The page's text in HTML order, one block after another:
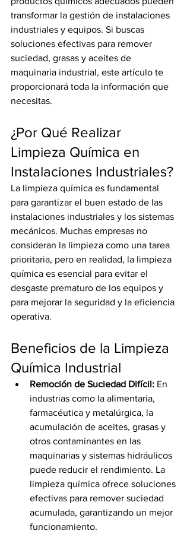
transformar la gestión de instalaciones
industriales y equipos. Si buscas
soluciones efectivas para remover
suciedad, grasas y aceites de
maquinaria industrial, este artículo te
proporcionará toda la información que
necesitas.
¿Por Qué Realizar
Limpieza Química en
Instalaciones Industriales?
La limpieza química es fundamental
para garantizar el buen estado de las
instalaciones industriales y los sistemas
mecánicos. Muchas empresas no
consideran la limpieza como una tarea
prioritaria, pero en realidad, la limpieza
química es esencial para evitar el
desgaste prematuro de los equipos y
para mejorar la seguridad y la eficiencia
operativa.
Beneficios de la Limpieza
Química Industrial
Remoción de Suciedad Difícil: En
industrias como la alimentaria,
farmacéutica y metalúrgica, la
acumulación de aceites, grasas y
otros contaminantes en las
maquinarias y sistemas hidráulicos
puede reducir el rendimiento. La
limpieza química ofrece soluciones
efectivas para remover suciedad
acumulada, garantizando un mejor
funcionamiento.